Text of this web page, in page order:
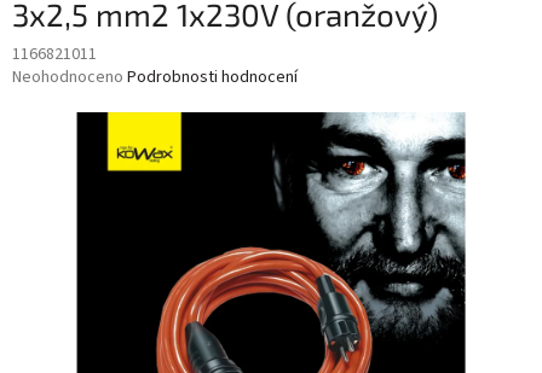
3x2,5 mm2 1x230V (oranžový)
1166821011
Průměrné
Neohodnoceno Podrobnosti hodnocení